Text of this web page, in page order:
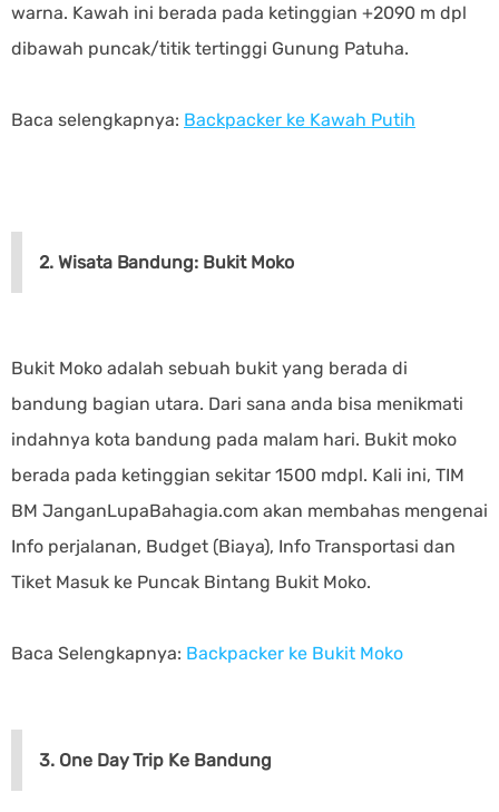
warna. Kawah ini berada pada ketinggian +2090 m dpl
dibawah puncak/titik tertinggi Gunung Patuha.
Baca selengkapnya: Backpacker ke Kawah Putih
2. Wisata Bandung: Bukit Moko
Bukit Moko adalah sebuah bukit yang berada di
bandung bagian utara. Dari sana anda bisa menikmati
indahnya kota bandung pada malam hari. Bukit moko
berada pada ketinggian sekitar 1500 mdpl. Kali ini, TIM
BM JanganLupaBahagia.com akan membahas mengenai
Info perjalanan, Budget (Biaya), Info Transportasi dan
Tiket Masuk ke Puncak Bintang Bukit Moko.
Baca Selengkapnya: Backpacker ke Bukit Moko
3. One Day Trip Ke Bandung